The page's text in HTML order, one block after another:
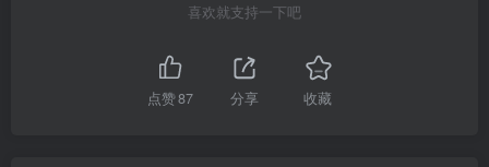
喜欢就支持一下吧
点赞87 分享 收藏